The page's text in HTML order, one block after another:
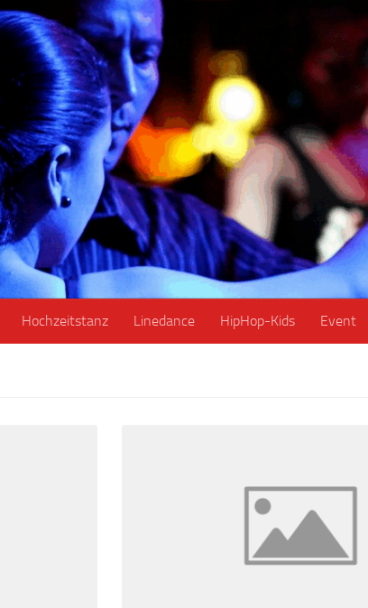
Hochzeitstanz Linedance HipHop-Kids Event